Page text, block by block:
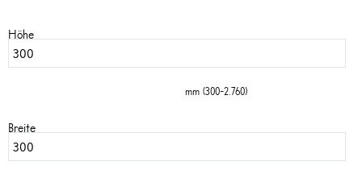
Höhe
mm (300-2.760)
Breite